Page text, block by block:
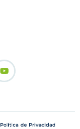
Política de Privacidad